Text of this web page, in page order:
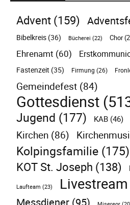
Advent(159)
Bibelkreis (36) Bücherei (22) Chor
Ehrenamt (60)
Fastenzeit (35) Firmung (26)
Gemeindefest (84)
Gottesdienst
Jugend (177) KAB (46)
Kirchen (86)
Kolpingsfamilie (175)
KOT St. Joseph (138)
Laufteam (23) Livestream
Messdiener (95)